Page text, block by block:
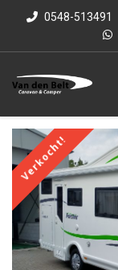
0548-513491
Verkocht!